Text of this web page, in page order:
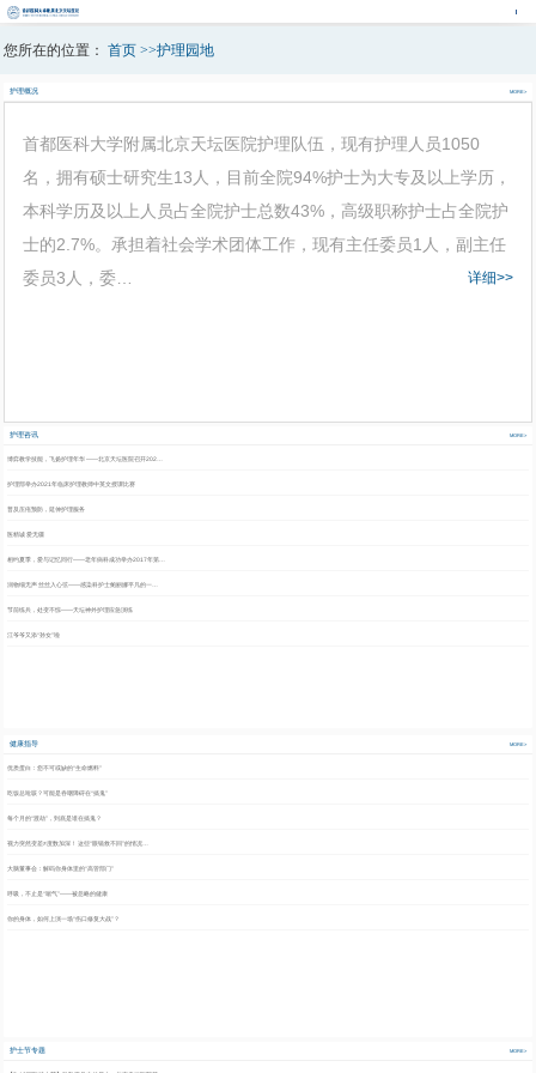
您所在的位置：首页 >>护理园地
MORE>
护理概况
首都医科大学附属北京天坛医院护理队伍，现有护理人员1050
名，拥有硕士研究生13人，目前全院94%护士为大专及以上学历，
本科学历及以上人员占全院护士总数43%，高级职称护士占全院护
士的2.7%。承担着社会学术团体工作，现有主任委员1人，副主任
委员3人，委…
详细>>
MORE>
护理咨讯
博弈教学技能，飞扬护理年华 ——北京天坛医院召开202…
护理部举办2021年临床护理教师中英文授课比赛
普及压疮预防，延伸护理服务
医精诚 爱无疆
相约夏季，爱与记忆同行——老年病科成功举办2017年第…
润物细无声 丝丝入心弦——感染科护士鲍丽娜平凡的一…
节前练兵，处变不惊——天坛神外护理应急演练
江爷爷又添“孙女”啦
MORE>
健康指导
优质蛋白：您不可或缺的“生命燃料”
吃饭总呛咳？可能是吞咽障碍在“搞鬼”
每个月的“渡劫”，到底是谁在搞鬼？
视力突然变差≠度数加深！ 这些“眼镜救不回”的情况…
大脑董事会：解码你身体里的“高管部门”
呼吸，不止是“喘气”——被忽略的健康
你的身体，如何上演一场“伤口修复大战”？
MORE>
护士节专题